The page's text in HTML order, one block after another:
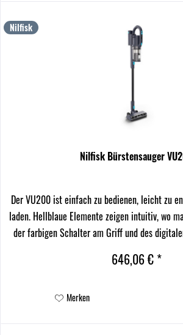
Nilfisk
Nilfisk Bürstensauger
Der VU200 ist einfach zu bedienen, leicht zu
laden. Hellblaue Elemente zeigen intuitiv, wo
der farbigen Schalter am Griff und des
646,06 € *
Merken